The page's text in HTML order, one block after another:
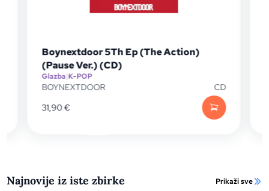
Boynextdoor 5Th Ep (The Action)
(Pause Ver.) (CD)
Glazba|K-POP
BOYNEXTDOOR
CD
31,90€
Najnovije iz iste zbirke Prikaži sve